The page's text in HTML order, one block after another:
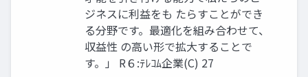
ジネスに利益をも たらすことができ
る分野です。最適化を組み合わせて、
収益性 の高い形で拡大することで
す。」 R６:ﾃﾚｺﾑ企業(C) 27